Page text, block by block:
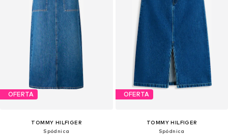
OFERTA
TOMMY HILFIGER
Spódnica
OFERTA
TOMMY HILFIGER
Spódnica